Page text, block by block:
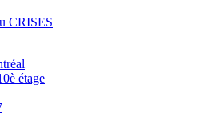
CRISES
étage